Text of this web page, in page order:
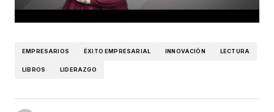
EMPRESARIOS ÉXITO EMPRESARIAL INNOVACIÓN LECTURA
LIBROS LIDERAZGO